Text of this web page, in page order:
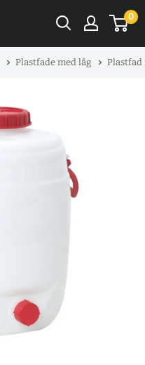
0
Plastfade med låg Plastfad